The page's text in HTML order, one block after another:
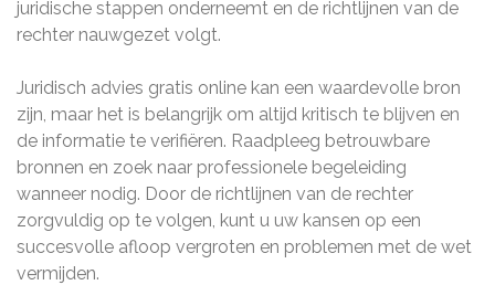
juridische stappen onderneemt en de richtlijnen van de
rechter nauwgezet volgt.
Juridisch advies gratis online kan een waardevolle bron
zijn, maar het is belangrijk om altijd kritisch te blijven en
de informatie te verifiëren. Raadpleeg betrouwbare
bronnen en zoek naar professionele begeleiding
wanneer nodig. Door de richtlijnen van de rechter
zorgvuldig op te volgen, kunt u uw kansen op een
succesvolle afloop vergroten en problemen met de wet
vermijden.